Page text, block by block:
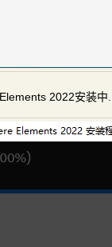
2022安装中...